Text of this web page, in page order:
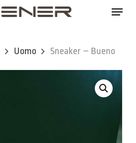
Menu
Uomo Sneaker – Bueno